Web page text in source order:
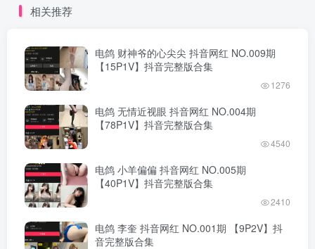
相关推荐
电鸽 财神爷的心尖尖 抖音网红 NO.009期
【15P1V】抖音完整版合集
1276
电鸽 无情近视眼 抖音网红 NO.004期
【78P1V】抖音完整版合集
4540
电鸽 小羊偏偏 抖音网红 NO.005期
【40P1V】抖音完整版合集
2410
电鸽 李奎 抖音网红 NO.001期 【9P2V】抖
音完整版合集